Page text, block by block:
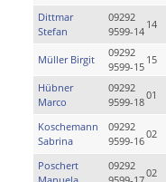
Dittmar
Stefan
09292
9599-14
14
Müller Birgit
09292
9599-15
15
Hübner
Marco
09292
9599-18
01
Koschemann
Sabrina
09292
9599-16
02
Poschert
09292
02